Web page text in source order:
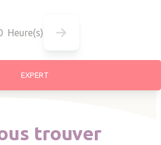
Heure(s)
EXPERT
trouver